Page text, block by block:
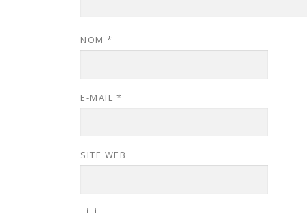
NOM *
E-MAIL *
SITE WEB